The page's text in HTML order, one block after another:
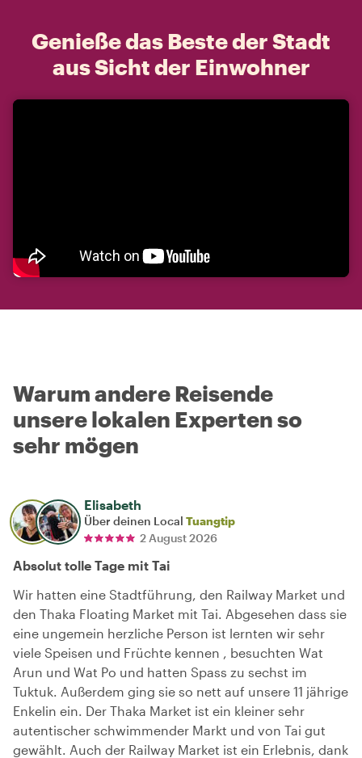
Genieße das Beste der Stadt
aus Sicht der Einwohner
Warum andere Reisende
unsere lokalen Experten so
sehr mögen
Elisabeth
Über deinen Local Tuangtip
2 August 2026
Absolut tolle Tage mit Tai
Wir hatten eine Stadtführung, den Railway Market und
den Thaka Floating Market mit Tai. Abgesehen dass sie
eine ungemein herzliche Person ist lernten wir sehr
viele Speisen und Früchte kennen , besuchten Wat
Arun und Wat Po und hatten Spass zu sechst im
Tuktuk. Außerdem ging sie so nett auf unsere 11 jährige
Enkelin ein. Der Thaka Market ist ein kleiner sehr
autentischer schwimmender Markt und von Tai gut
gewählt. Auch der Railway Market ist ein Erlebnis, dank